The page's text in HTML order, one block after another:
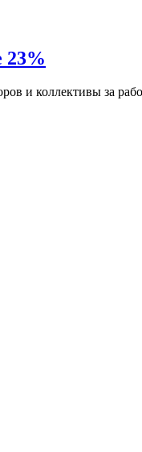
23%
и коллективы за